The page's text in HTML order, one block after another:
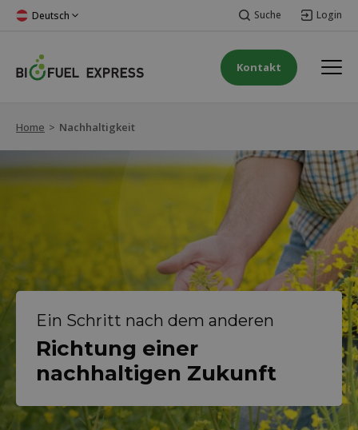
Deutsch Suche Login
Kontakt
Home > Nachhaltigkeit
Ein Schritt nach dem anderen
Richtung einer
nachhaltigen Zukunft